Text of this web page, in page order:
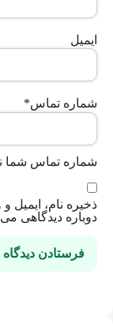
ایمیل
شماره تماس*
شماره تماس شما
ذخیره نام، ایمیل
دوباره دیدگاهی